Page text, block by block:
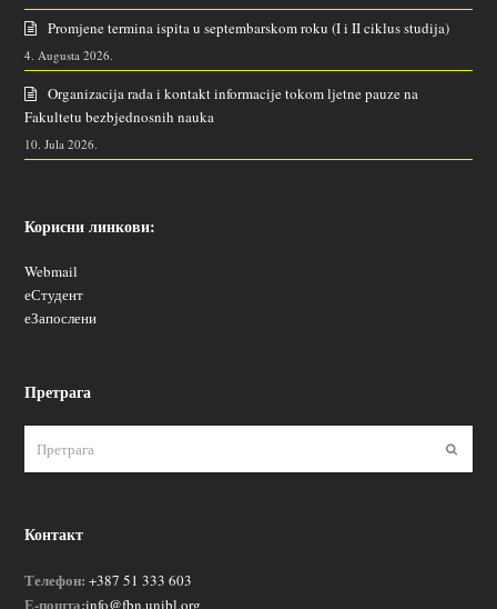
Promjene termina ispita u septembarskom roku (I i II ciklus studija)
4. Augusta 2026.
Organizacija rada i kontakt informacije tokom ljetne pauze na
Fakultetu bezbjednosnih nauka
10. Jula 2026.
Корисни линкови:
Webmail
еСтудент
еЗапослени
Претрага
Контакт
Телефон: +387 51 333 603
Е-пошта:info@fbn.unibl.org